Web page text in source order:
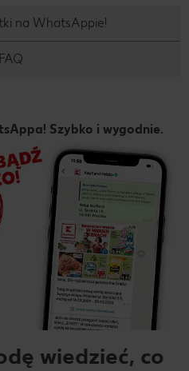
na WhatsAppie!
FAQ
Szybko i wygodnie.
wiedzieć, co